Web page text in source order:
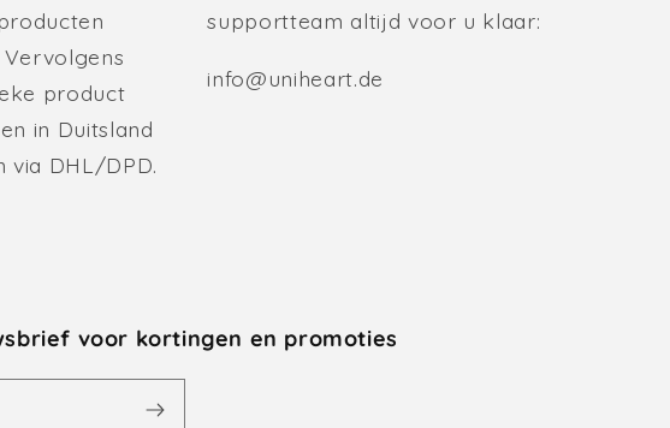
Vervolgens
product
in Duitsland
via DHL/DPD.
supportteam altijd voor u klaar:
info@uniheart.de
voor kortingen en promoties